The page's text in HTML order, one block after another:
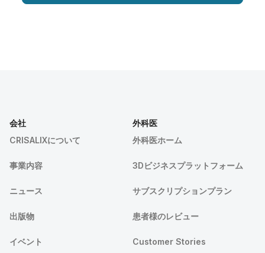
会社
CRISALIXについて
事業内容
ニュース
出版物
イベント
外科医
外科医ホーム
3Dビジネスプラットフォーム
サブスクリプションプラン
患者様のレビュー
Customer Stories